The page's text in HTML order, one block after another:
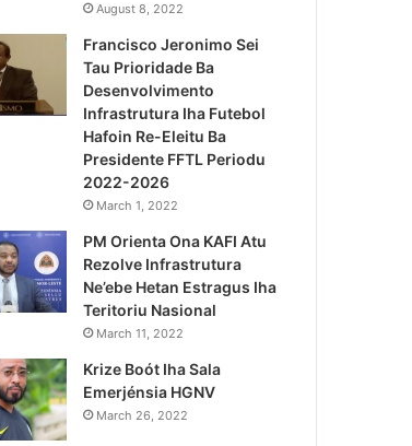
Singapura,
August 8, 2022
Francisco Jeronimo Sei
Tau Prioridade Ba
Desenvolvimento
Infrastrutura Iha Futebol
Hafoin Re-Eleitu Ba
Presidente FFTL Periodu
2022-2026
March 1, 2022
PM Orienta Ona KAFI Atu
Rezolve Infrastrutura
Ne’ebe Hetan Estragus Iha
Teritoriu Nasional
March 11, 2022
Krize Boót Iha Sala
Emerjénsia HGNV
March 26, 2022